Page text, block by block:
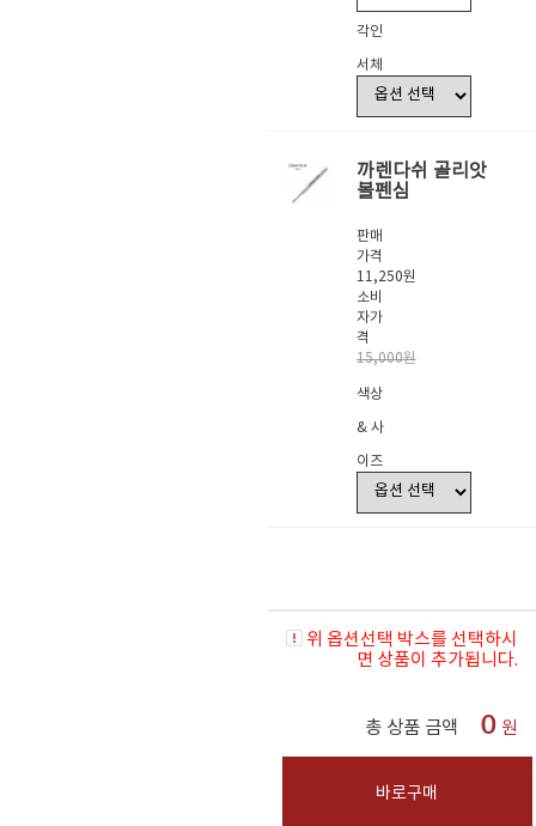
각인
서체
까렌다쉬 골리앗
볼펜심
판매
가격
11,250원
소비
자가
격
15,000원
색상
& 사
이즈
위 옵션선택 박스를 선택하시
면 상품이 추가됩니다.
총 상품 금액 0 원
바로구매